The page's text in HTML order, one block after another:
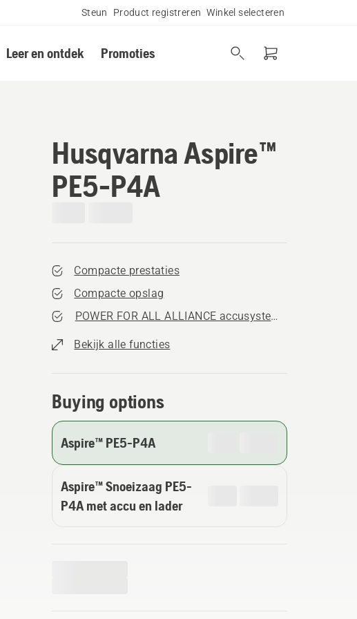
Steun Product registreren Winkel selecteren
Leer en ontdek Promoties
Husqvarna Aspire™
PE5-P4A
Compacte prestaties
Compacte opslag
POWER FOR ALL ALLIANCE accusysteem
Bekijk alle functies
Buying options
Aspire™ PE5-P4A
Aspire™ Snoeizaag PE5-
P4A met accu en lader